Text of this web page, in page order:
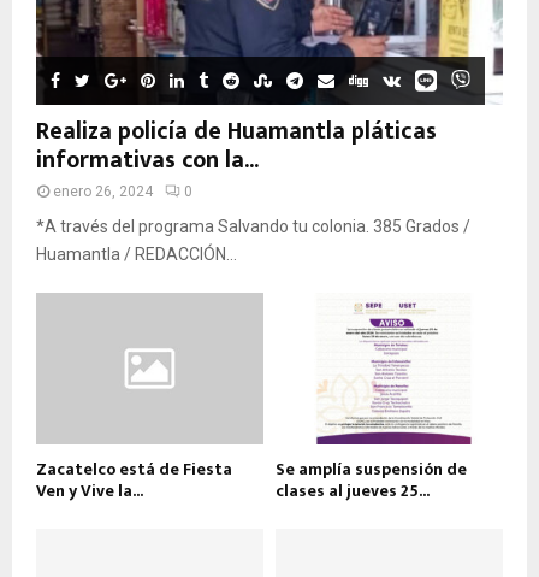
Realiza policía de Huamantla pláticas
informativas con la...
enero 26, 2024 0
*A través del programa Salvando tu colonia. 385 Grados /
Huamantla / REDACCIÓN...
Zacatelco está de Fiesta
Ven y Vive la...
Se amplía suspensión de
clases al jueves 25...